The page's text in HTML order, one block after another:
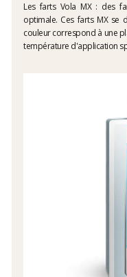
Les farts Vola MX : des
optimale. Ces farts MX se
couleur correspond à une
température d'application